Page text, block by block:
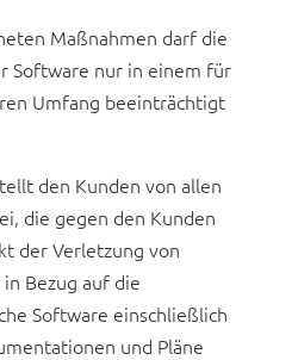
Maßnahmen darf die
Software nur in einem für
Umfang beeinträchtigt
den Kunden von allen
die gegen den Kunden
der Verletzung von
Bezug auf die
Software einschließlich
und Pläne